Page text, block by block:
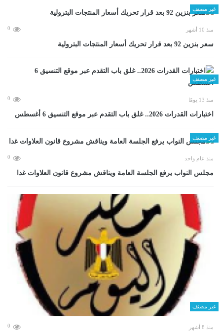
غير مصنف
منذ 10 أشهر 0
سعر بنزين 92 بعد قرار تحريك أسعار المنتجات البترولية
غير مصنف
منذ 13 يومًا 0
اختبارات القدرات 2026.. غلق باب التقدم عبر موقع التنسيق 6 أغسطس
غير مصنف
منذ عام واحد 0
مجلس النواب يرفع الجلسة العامة ويناقش مشروع قانون العلاوات غدا
غير مصنف
منذ 8 أشهر 0